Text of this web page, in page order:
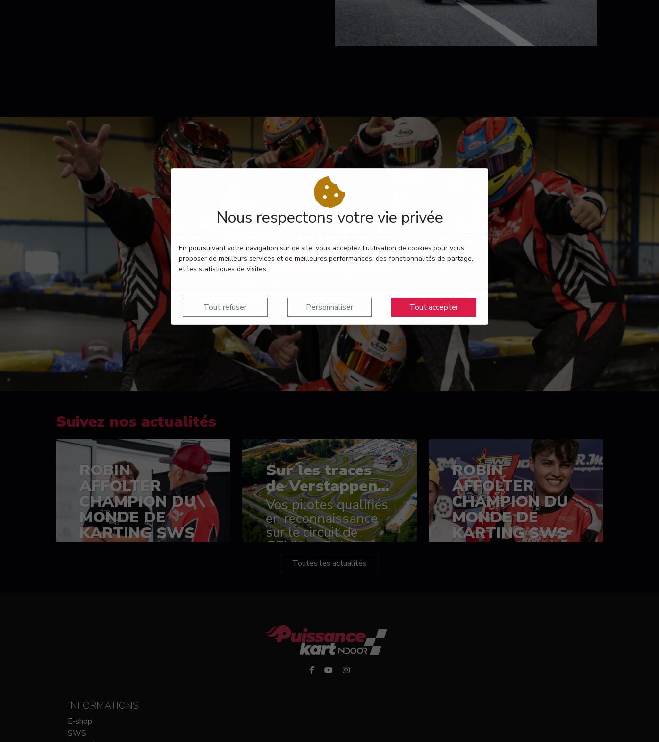
Nous respectons votre vie privée
En poursuivant votre navigation sur ce site, vous acceptez l’utilisation de cookies pour vous
proposer de meilleurs services et de meilleures performances, des fonctionnalités de partage,
et les statistiques de visites.
Tout refuser Personnaliser Tout accepter
CONTACT
RÉSERVEZ VOTRE PASSAGE
Suivez nos actualités
ROBIN
AFFOLTER
CHAMPION DU
MONDE DE
KARTING SWS
(SPRINT)
Sur les traces
de Verstappen...
Vos pilotes qualifiés
en reconnaissance
sur le circuit de
GENK en Belgique
ROBIN
AFFOLTER
CHAMPION DU
MONDE DE
KARTING SWS
Toutes les actualités
INFORMATIONS
E-shop
SWS